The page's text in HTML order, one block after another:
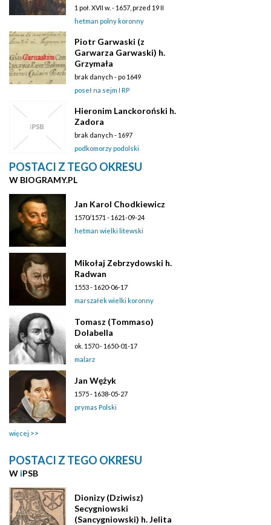
1 poł. XVII w. - 1657, przed 19 II
hetman polny koronny
Piotr Garwaski (z
Garwarza Garwaski) h.
Grzymała
brak danych - po 1649
poseł na sejm I RP
Hieronim Lanckoroński h.
Zadora
brak danych - 1697
podkomorzy podolski
POSTACI Z TEGO OKRESU
W BIOGRAMY.PL
Jan Karol Chodkiewicz
1570/1571 - 1621-09-24
hetman wielki litewski
Mikołaj Zebrzydowski h.
Radwan
1553 - 1620-06-17
marszałek wielki koronny
Tomasz (Tommaso)
Dolabella
ok. 1570 - 1650-01-17
malarz
Jan Wężyk
1575 - 1638-05-27
prymas Polski
więcej
POSTACI Z TEGO OKRESU
W iPSB
Dionizy (Dziwisz)
Secygniowski
(Sancygniowski) h. Jelita